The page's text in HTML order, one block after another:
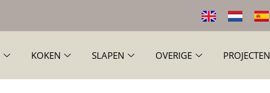
KOKEN SLAPEN OVERIGE PROJECTEN